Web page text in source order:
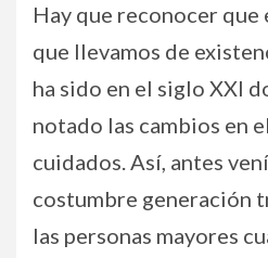
Hay que reconocer que
que llevamos de
ha sido en el siglo XXI
notado las cambios en
cuidados. Así, antes
costumbre generación
las personas mayores